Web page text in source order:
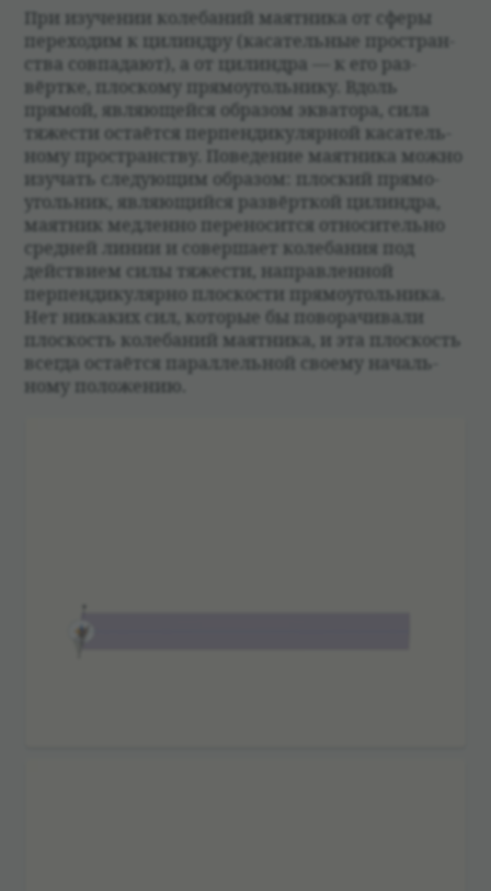
При изу­че­нии коле­ба­ний маят­ника от сферы
пере­хо­дим к цилин­дру (каса­тель­ные про­стран­
ства совпа­дают), а от цилин­дра — к его раз­
вёртке, плос­кому прямо­уголь­нику. Вдоль
прямой, являющейся обра­зом эква­тора, сила
тяже­сти оста­ётся перпен­ди­ку­ляр­ной каса­тель­
ному про­стран­ству. Пове­де­ние маят­ника можно
изу­чать сле­дующим обра­зом: плос­кий прямо­
уголь­ник, являющийся раз­вёрт­кой цилин­дра,
маят­ник мед­ленно пере­но­сится отно­си­тельно
сред­ней линии и совершает коле­ба­ния под
действием силы тяже­сти, направ­лен­ной
перпен­ди­ку­лярно плос­ко­сти прямо­уголь­ника.
Нет ника­ких сил, кото­рые бы пово­ра­чи­вали
плос­кость коле­ба­ний маят­ника, и эта плос­кость
все­гда оста­ётся парал­лель­ной сво­ему началь­
ному положе­нию.